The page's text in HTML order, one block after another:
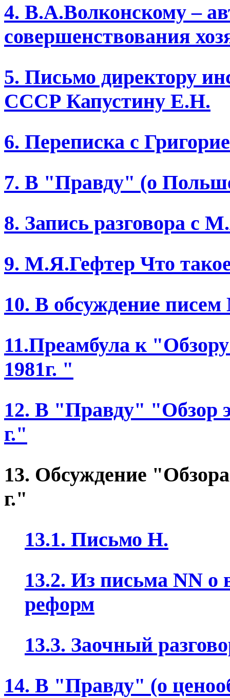
4. В.А.Волконскому –
совершенствования
5. Письмо директору
СССР Капустину Е.Н.
6. Переписка с
7. В "Правду" (о
8. Запись разговора с
9. М.Я.Гефтер Что
10. В обсуждение
11.Преамбула к
1981г. "
12. В "Правду" "Обзор
г."
13. Обсуждение
г."
13.1. Письмо Н.
13.2. Из письма NN о
реформ
13.3. Заочный
14. В "Правду" (о